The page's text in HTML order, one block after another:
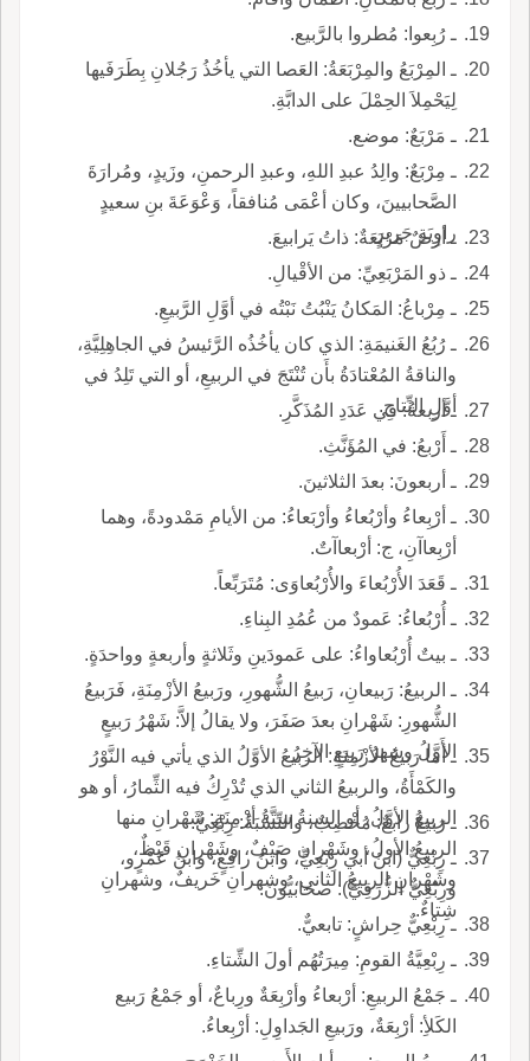
ـ رُبِعوا: مُطروا بالرَّبيع.
ـ المِرْبَعُ والمِرْبَعَةُ: العَصا التي يأخُذُ رَجُلانِ بِطَرَفَيها
لِيَحْمِلاَ الحِمْلَ على الدابَّةِ.
ـ مَرْبَعٌ: موضع.
ـ مِرْبَعٌ: والِدُ عبدِ اللهِ، وعبدِ الرحمنِ، وزَيدٍ، ومُرارَةَ
الصَّحابيينَ، وكان أعْمَى مُنافقاً، وَعْوَعَةَ بنِ سعيدٍ
راوِيَةِ جَريرٍ.
ـ أرضٌ مَرْبَعَةٌ: ذاتُ يَرابيعَ.
ـ ذو المَرْبَعِيِّ: من الأقْيالِ.
ـ مِرْباعُ: المَكانُ يَنْبُتُ نَبْتُه في أوَّلِ الرَّبيعِ.
ـ رُبُعُ الغَنيمَةِ: الذي كان يأخُذُه الرَّئيسُ في الجاهِلِيَّةِ،
والناقةُ المُعْتادَةُ بأَن تُنْتَجَ في الربيعِ، أو التي تَلِدُ في
أوَّلِ النِّتاجِ.
ـ أربعةُ: في عَدَدِ المُذَكَّرِ.
ـ أَرْبعُ: في المُؤَنَّثِ.
ـ أربعونَ: بعدَ الثلاثينَ.
ـ أرْبِعاءُ وأرْبُعاءُ وأرْبَعاءُ: من الأيامِ مَمْدودةً، وهما
أرْبِعاآنِ، ج: أرْبعاآتٌ.
ـ قَعَدَ الأُرْبُعاءَ والأُرْبُعاوَى: مُتَرَبِّعاً.
ـ أُرْبُعاءُ: عَمودٌ من عُمُدِ البِناءِ.
ـ بيتٌ أُرْبُعاواءُ: على عَمودَينِ وثَلاثةٍ وأربعةٍ وواحدَةٍ.
ـ الربيعُ: رَبيعانِ، رَبيعُ الشُّهورِ، ورَبيعُ الأزْمِنَةِ، فَرَبيعُ
الشُّهورِ: شَهْرانِ بعدَ صَفَرَ، ولا يقالُ إلاَّ: شَهْرُ رَبيعٍ
الأَوَّلُ وشهرُ رَبيعٍ الآخِرُ.
ـ أما رَبيعُ الأزْمِنَةِ: الربيعُ الأوَّلُ الذي يأتي فيه النَّوْرُ
والكَمْأَةُ، والربيعُ الثاني الذي تُدْرِكُ فيه الثِّمارُ، أو هو
الربيعُ الأوَّلُ، أو السنةُ سِتَّةُ أزْمِنَةٍ: شَهْرانِ منها
الربيعُ الأولُ، وشَهْرانِ صَيْفٌ، وشَهْرانِ قَيْظٌ،
وشَهْرانِ الربيعُ الثاني، وشهرانِ خَريفٌ، وشهرانِ
شِتاءٌ.
ـ رَبيعٌ رابعٌ: مُخْصِبٌ، والنِّسْبَةُ: رِبْعِيٌّ.
ـ رِبْعِيٌّ (ابنُ أبي رِبْعِيٍّ، وابنُ رافِعٍ، وابنُ عَمْرٍو،
ورِبْعِيٌّ الزُّرَقِيُّ): صحابيُّونَ.
ـ رِبْعِيٌّ حِراشٍ: تابعيٌّ.
ـ رِبْعِيَّةُ القومِ: مِيرَتُهُم أولَ الشِّتاءِ.
ـ جَمْعُ الربيعِ: أرْبعاءُ وأرْبِعَةٌ ورِباعٌ، أو جَمْعُ رَبيع
الكَلأِ: أرْبِعَةٌ، ورَبيعِ الجَداوِلِ: أرْبِعاءُ.